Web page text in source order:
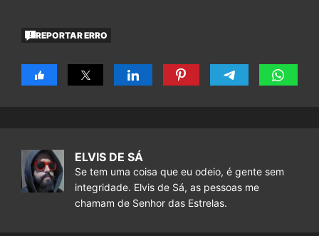
REPORTAR ERRO
ELVIS DE SÁ
Se tem uma coisa que eu odeio, é gente sem
integridade. Elvis de Sá, as pessoas me
chamam de Senhor das Estrelas.